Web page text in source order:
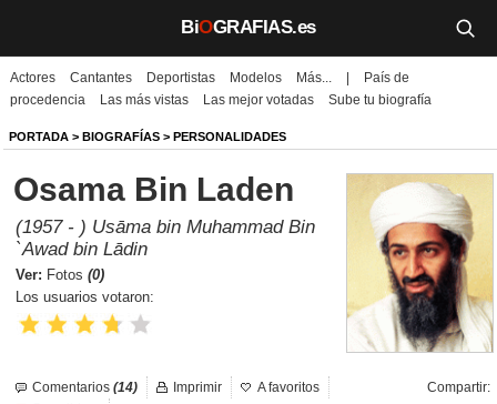
BiOGRAFIAS.es
Biografías
Películas
TV
Música
Un día como hoy
Videos
Galerías
Actores Cantantes Deportistas Modelos Más...
País de
procedencia
Las más vistas Las mejor votadas Sube tu biografía
PORTADA > BIOGRAFÍAS > PERSONALIDADES
Osama Bin Laden
(1957 - ) Usāma bin Muhammad Bin
`Awad bin Lādin
Ver: Fotos (0)
Los usuarios votaron:
Comentarios (14) Compartir:
Imprimir
A favoritos